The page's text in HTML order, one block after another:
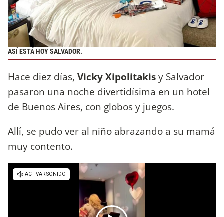
ASÍ ESTÁ HOY SALVADOR.
Hace diez días, Vicky Xipolitakisy Salvador
pasaron una noche divertidísima en un hotel
de Buenos Aires, con globos y juegos.
Allí, se pudo ver al niño abrazando a su mamá
muy contento.